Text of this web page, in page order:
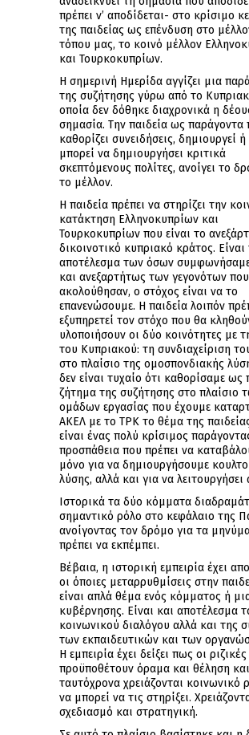
πρέπει ν’ αποδίδεται- στο κρίσιμο
της παιδείας ως επένδυση στο
τόπου μας, το κοινό μέλλον
και Τουρκοκυπρίων.
Η σημερινή Ημερίδα αγγίζει μια
της συζήτησης γύρω από το
οποία δεν δόθηκε διαχρονικά η
σημασία. Την παιδεία ως παράγοντα
καθορίζει συνειδήσεις, δημιουργεί
μπορεί να δημιουργήσει κριτικά
σκεπτόμενους πολίτες, ανοίγει το
το μέλλον.
Η παιδεία πρέπει να στηρίζει την
κατάκτηση Ελληνοκυπρίων και
Τουρκοκυπρίων που είναι το
δικοινοτικό κυπριακό κράτος. Είναι
αποτέλεσμα των όσων
και ανεξαρτήτως των γεγονότων που
ακολούθησαν, ο στόχος είναι να το
επανενώσουμε. Η παιδεία λοιπόν
εξυπηρετεί τον στόχο που θα
υλοποιήσουν οι δύο κοινότητες με
του Κυπριακού: τη συνδιαχείριση
στο πλαίσιο της ομοσπονδιακής
δεν είναι τυχαίο ότι καθορίσαμε ως
ζήτημα της συζήτησης στο πλαίσιο
ομάδων εργασίας που έχουμε
ΑΚΕΛ με το ΤΡΚ το θέμα της
είναι ένας πολύ κρίσιμος
προσπάθεια που πρέπει να
μόνο για να δημιουργήσουμε
λύσης, αλλά και για να λειτουργήσει
Ιστορικά τα δύο κόμματα
σημαντικό ρόλο στο κεφάλαιο της
ανοίγοντας τον δρόμο για τα
πρέπει να εκπέμπει.
Βέβαια, η ιστορική εμπειρία έχει
οι όποιες μεταρρυθμίσεις στην
είναι απλά θέμα ενός κόμματος ή
κυβέρνησης. Είναι και αποτέλεσμα
κοινωνικού διαλόγου αλλά και της
των εκπαιδευτικών και των
Η εμπειρία έχει δείξει πως οι
προϋποθέτουν όραμα και θέληση και
ταυτόχρονα χρειάζονται κοινωνικό
να μπορεί να τις στηρίξει.
σχεδιασμό και στρατηγική.